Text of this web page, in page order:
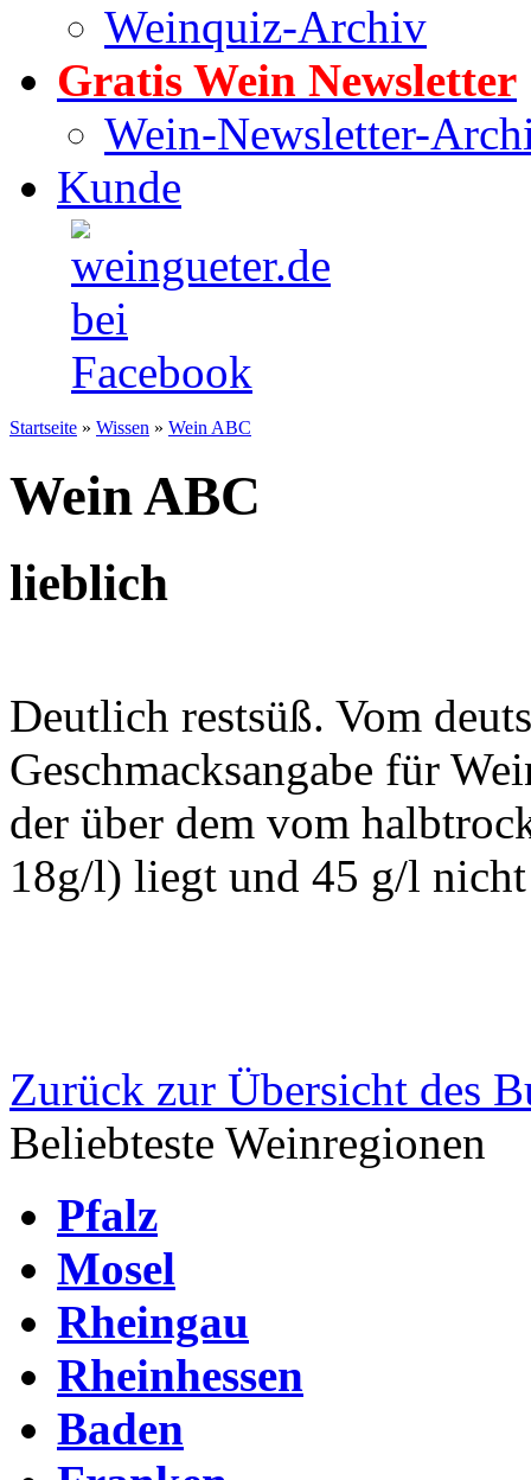
Weinquiz-Archiv
Gratis Wein Newsletter
Wein-Newsletter-
Kunde
Startseite » Wissen » Wein ABC
Wein ABC
lieblich
Deutlich restsüß. Vom
Geschmacksangabe für
der über dem vom
18g/l) liegt und 45 g/l
Zurück zur Übersicht des
Beliebteste Weinregionen
Pfalz
Mosel
Rheingau
Rheinhessen
Baden